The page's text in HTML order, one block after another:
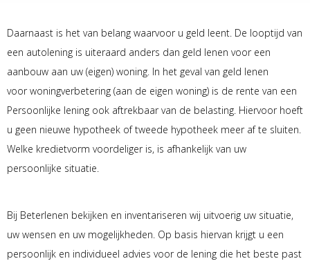
Daarnaast is het van belang waarvoor u geld leent. De looptijd van
een autolening is uiteraard anders dan geld lenen voor een
aanbouw aan uw (eigen) woning. In het geval van geld lenen
voor woningverbetering (aan de eigen woning) is de rente van een
Persoonlijke lening ook aftrekbaar van de belasting. Hiervoor hoeft
u geen nieuwe hypotheek of tweede hypotheek meer af te sluiten.
Welke kredietvorm voordeliger is, is afhankelijk van uw
persoonlijke situatie.
Bij Beterlenen bekijken en inventariseren wij uitvoerig uw situatie,
uw wensen en uw mogelijkheden. Op basis hiervan krijgt u een
persoonlijk en individueel advies voor de lening die het beste past